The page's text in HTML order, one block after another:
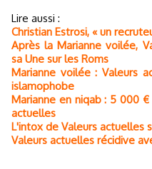
Lire aussi :
Christian Estrosi, « un
Après la Marianne voilée,
sa Une sur les Roms
Marianne voilée : Valeurs
islamophobe
Marianne en niqab : 5 000
actuelles
L'intox de Valeurs actuelles
Valeurs actuelles récidive